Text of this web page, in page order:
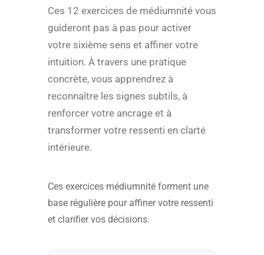
Ces 12 exercices de médiumnité vous
guideront pas à pas pour activer
votre sixième sens et affiner votre
intuition. À travers une pratique
concrète, vous apprendrez à
reconnaître les signes subtils, à
renforcer votre ancrage et à
transformer votre ressenti en clarté
intérieure.
Ces exercices médiumnité forment une
base régulière pour affiner votre ressenti
et clarifier vos décisions.